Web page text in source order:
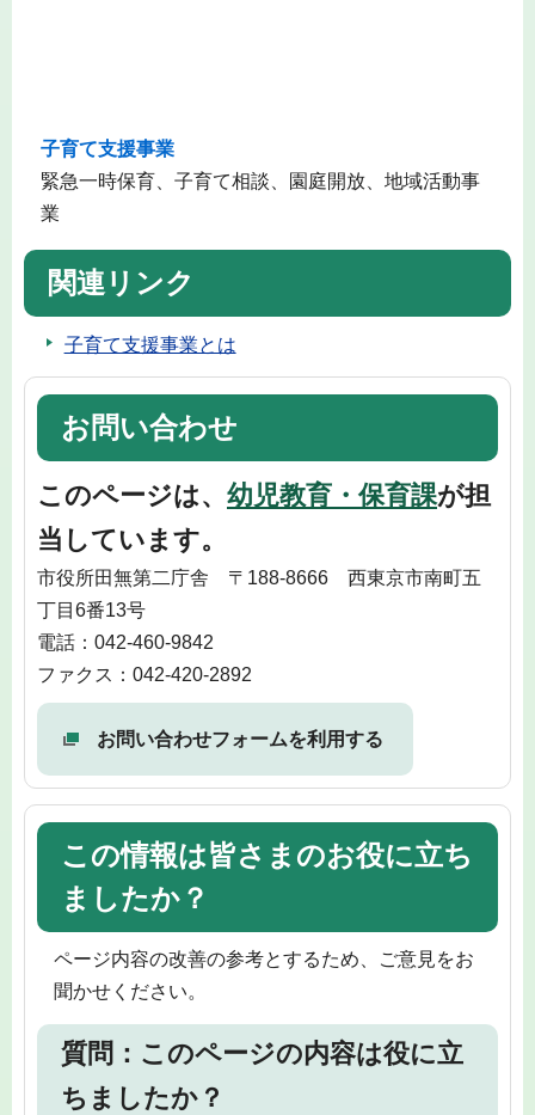
子育て支援事業
緊急一時保育、子育て相談、園庭開放、地域活動事
業
関連リンク
子育て支援事業とは
お問い合わせ
このページは、 幼児教育・保育課が担
当しています。
市役所田無第二庁舎 〒188-8666 西東京市南町五
丁目6番13号
電話：042-460-9842
ファクス：042-420-2892
お問い合わせフォームを利用する
この情報は皆さまのお役に立ち
ましたか？
ページ内容の改善の参考とするため、ご意見をお
聞かせください。
質問：このページの内容は役に立
ちましたか？